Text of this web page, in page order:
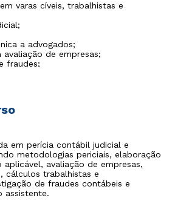
varas cíveis, trabalhistas e
a advogados;
avaliação de empresas;
fraudes;
em perícia contábil judicial e
metodologias periciais, elaboração
aplicável, avaliação de empresas,
cálculos trabalhistas e
de fraudes contábeis e
assistente.